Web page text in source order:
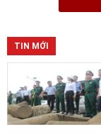
TIN MỚI